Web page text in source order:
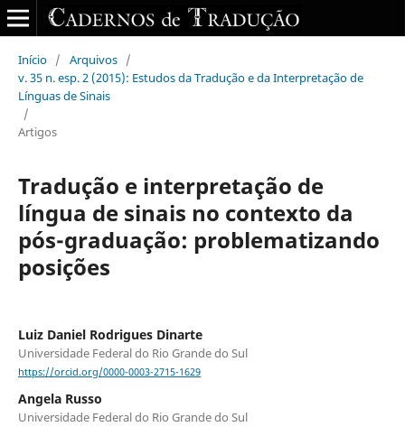
Início / Arquivos /
v. 35 n. esp. 2 (2015): Estudos da Tradução e da Interpretação de
Línguas de Sinais
/
Artigos
Tradução e interpretação de
língua de sinais no contexto da
pós-graduação: problematizando
posições
Luiz Daniel Rodrigues Dinarte
Universidade Federal do Rio Grande do Sul
https://orcid.org/0000-0003-2715-1629
Angela Russo
Universidade Federal do Rio Grande do Sul